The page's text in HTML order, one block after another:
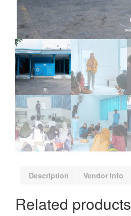
Description Vendor Info
Related products